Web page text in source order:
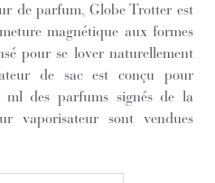
de parfum, Globe Trotter est
magnétique aux formes
pour se lover naturellement
de sac est conçu pour
ml des parfums signés de la
vaporisateur sont vendues